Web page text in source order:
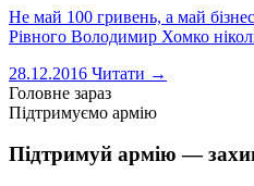
Не май 100 гривень, а май
Рівного Володимир Хомко
28.12.2016 Читати →
Головне зараз
Підтримуємо армію
Підтримуй армію —